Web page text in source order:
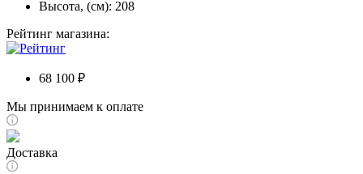
Высота, (см): 208
Рейтинг магазина:
68 100 ₽
Мы принимаем к оплате
Доставка